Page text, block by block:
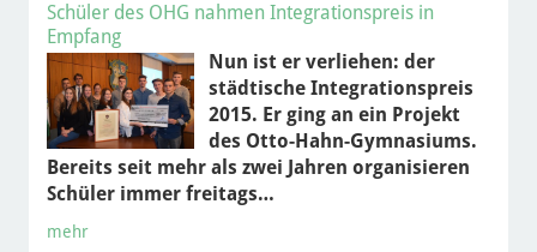
Schüler des OHG nahmen Integrationspreis in
Empfang
Nun ist er verliehen: der
städtische Integrationspreis
2015. Er ging an ein Projekt
des Otto-Hahn-Gymnasiums.
Bereits seit mehr als zwei Jahren organisieren
Schüler immer freitags…
mehr